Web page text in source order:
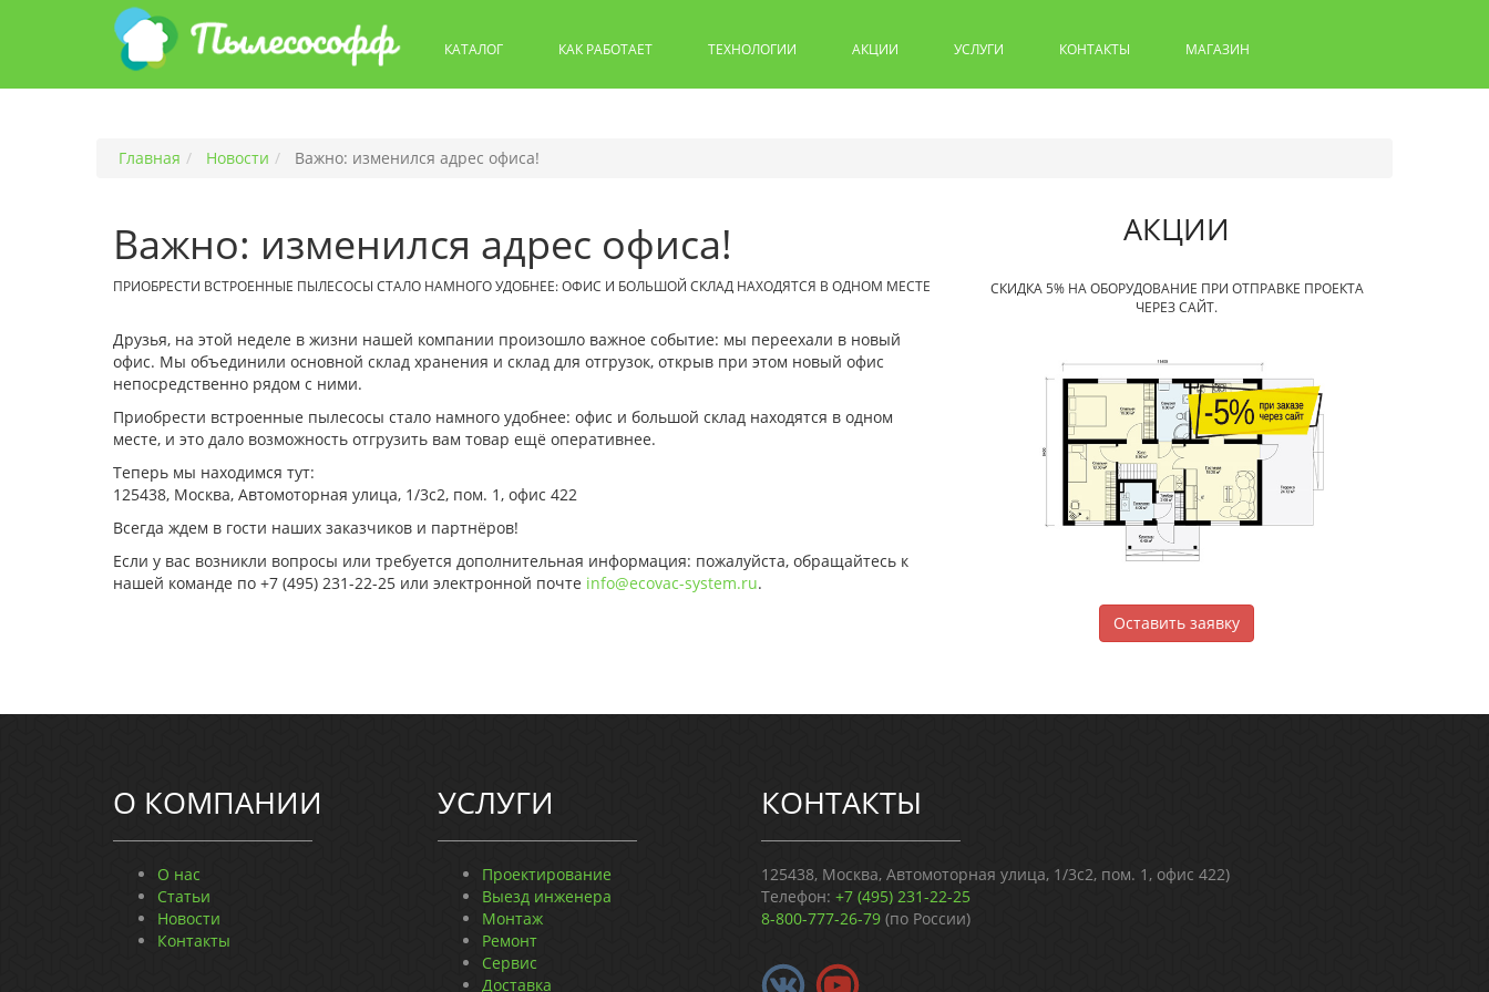
КАТАЛОГ КАК РАБОТАЕТ ТЕХНОЛОГИИ АКЦИИ УСЛУГИ КОНТАКТЫ МАГАЗИН
Главная Новости Важно: изменился адрес офиса!
Важно: изменился адрес офиса!
ПРИОБРЕСТИ ВСТРОЕННЫЕ ПЫЛЕСОСЫ СТАЛО НАМНОГО УДОБНЕЕ: ОФИС И БОЛЬШОЙ СКЛАД НАХОДЯТСЯ В ОДНОМ МЕСТЕ
Друзья, на этой неделе в жизни нашей компании произошло важное событие: мы переехали в новый
офис. Мы объединили основной склад хранения и склад для отгрузок, открыв при этом новый офис
непосредственно рядом с ними.
Приобрести встроенные пылесосы стало намного удобнее: офис и большой склад находятся в одном
месте, и это дало возможность отгрузить вам товар ещё оперативнее.
Теперь мы находимся тут:
125438, Москва, Автомоторная улица, 1/3с2, пом. 1, офис 422
Всегда ждем в гости наших заказчиков и партнёров!
Если у вас возникли вопросы или требуется дополнительная информация: пожалуйста, обращайтесь к
нашей команде по +7 (495) 231-22-25 или электронной почте info@ecovac-system.ru.
АКЦИИ
СКИДКА 5% НА ОБОРУДОВАНИЕ ПРИ ОТПРАВКЕ ПРОЕКТА
ЧЕРЕЗ САЙТ.
Оставить заявку
О КОМПАНИИ
О нас
Статьи
Новости
Контакты
УСЛУГИ
Проектирование
Выезд инженера
Монтаж
Ремонт
Сервис
Доставка
КОНТАКТЫ
125438, Москва, Автомоторная улица, 1/3с2, пом. 1, офис 422)
Телефон: +7 (495) 231-22-25
8-800-777-26-79 (по России)